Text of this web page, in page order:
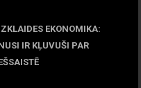
EKONOMIKA:
IR KĻUVUŠI PAR